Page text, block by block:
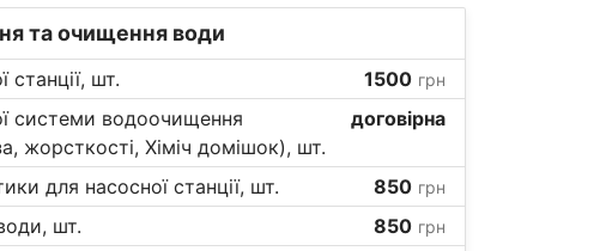
та очищення води
шт. 1500 грн
системи водоочищення
жорсткості, Хіміч домішок), шт.
договірна
для насосної станції, шт. 850 грн
шт. 850 грн